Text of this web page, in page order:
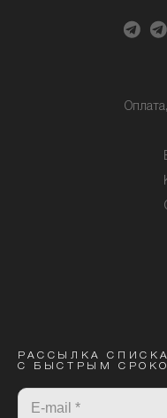
РАССЫЛКА
С БЫСТРЫМ